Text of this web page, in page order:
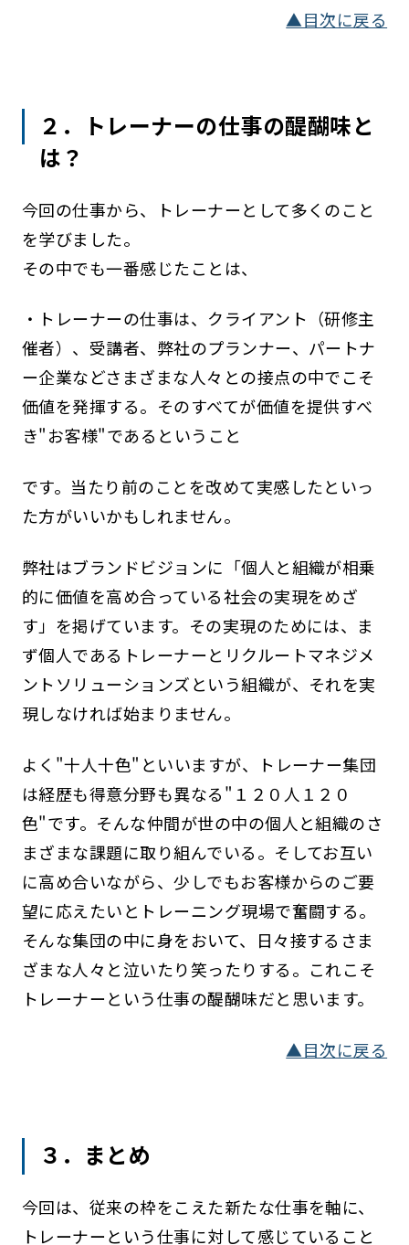
▲目次に戻る
２．トレーナーの仕事の醍醐味と
は？
今回の仕事から、トレーナーとして多くのこと
を学びました。
その中でも一番感じたことは、
・トレーナーの仕事は、クライアント（研修主
催者）、受講者、弊社のプランナー、パートナ
ー企業などさまざまな人々との接点の中でこそ
価値を発揮する。そのすべてが価値を提供すべ
き"お客様"であるということ
です。当たり前のことを改めて実感したといっ
た方がいいかもしれません。
弊社はブランドビジョンに「個人と組織が相乗
的に価値を高め合っている社会の実現をめざ
す」を掲げています。その実現のためには、ま
ず個人であるトレーナーとリクルートマネジメ
ントソリューションズという組織が、それを実
現しなければ始まりません。
よく"十人十色"といいますが、トレーナー集団
は経歴も得意分野も異なる"１２０人１２０
色"です。そんな仲間が世の中の個人と組織のさ
まざまな課題に取り組んでいる。そしてお互い
に高め合いながら、少しでもお客様からのご要
望に応えたいとトレーニング現場で奮闘する。
そんな集団の中に身をおいて、日々接するさま
ざまな人々と泣いたり笑ったりする。これこそ
トレーナーという仕事の醍醐味だと思います。
▲目次に戻る
３．まとめ
今回は、従来の枠をこえた新たな仕事を軸に、
トレーナーという仕事に対して感じていること